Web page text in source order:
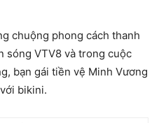
chuộng phong cách thanh
sóng VTV8 và trong cuộc
bạn gái tiền vệ Minh Vương
bikini.